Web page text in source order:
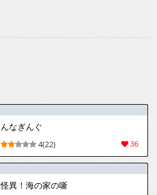
んなぎんぐ
36
4(22)
怪異！海の家の噺